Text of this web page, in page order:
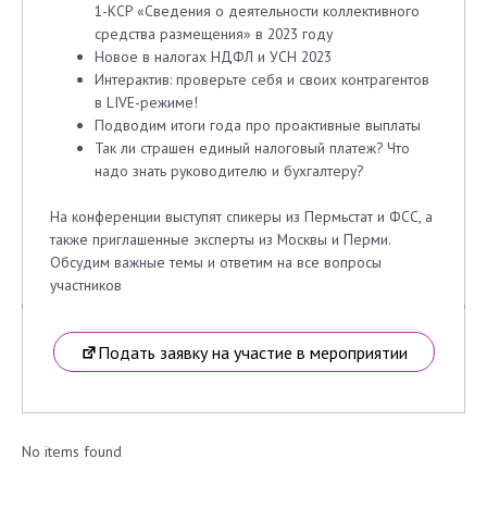
1-КСР «Сведения о деятельности коллективного
средства размещения» в 2023 году
Новое в налогах НДФЛ и УСН 2023
Интерактив: проверьте себя и своих контрагентов
в LIVE-режиме!
Подводим итоги года про проактивные выплаты
Так ли страшен единый налоговый платеж? Что
надо знать руководителю и бухгалтеру?
На конференции выступят спикеры из Пермьстат и ФСС, а
также приглашенные эксперты из Москвы и Перми.
Обсудим важные темы и ответим на все вопросы
участников
Подать заявку на участие в мероприятии
No items found